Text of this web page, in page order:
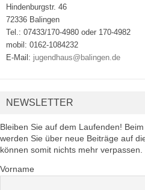
Hindenburgstr. 46
72336 Balingen
Tel.: 07433/170-4980 oder 170-4982
mobil: 0162-1084232
E-Mail: jugendhaus@balingen.de
NEWSLETTER
Bleiben Sie auf dem Laufenden!
werden Sie über neue Beiträge auf
können somit nichts mehr verpassen.
Vorname